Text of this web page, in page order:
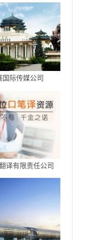
国际传媒公司
译有限责任公司